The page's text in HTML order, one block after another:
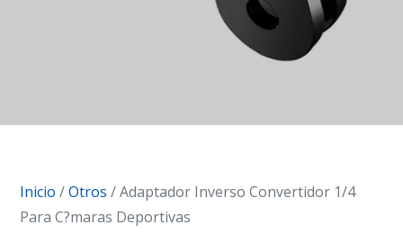
Inicio /Otros / Adaptador Inverso Convertidor 1/4
Para C?maras Deportivas